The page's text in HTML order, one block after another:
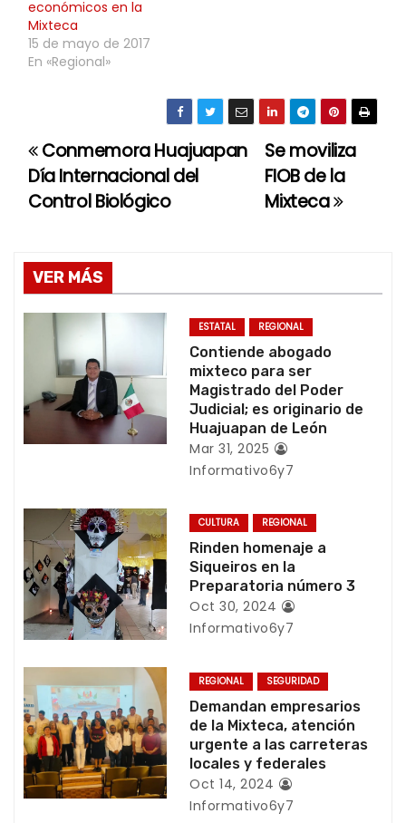
económicos en la
Mixteca
15 de mayo de 2017
En «Regional»
N
a
e
g
c
i
n
d
e
e
t
r
a
d
Se moviliza
FIOB de la
Mixteca
Conmemora Huajuapan
Día Internacional del
Control Biológico
VER MÁS
ESTATAL REGIONAL
Contiende abogado
mixteco para ser
Magistrado del Poder
Judicial; es originario de
Huajuapan de León
Mar 31, 2025
Informativo6y7
CULTURA REGIONAL
Rinden homenaje a
Siqueiros en la
Preparatoria número 3
Oct 30, 2024
Informativo6y7
REGIONAL SEGURIDAD
Demandan empresarios
de la Mixteca, atención
urgente a las carreteras
locales y federales
Oct 14, 2024
Informativo6y7